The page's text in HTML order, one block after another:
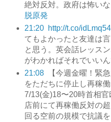
絶対反対。政府は怖い
脱原発
21:20
http://t.co/idLmq54I
てもよかったと友達は
と思う。英会話レッス
がわかればそれでいい
21:08
【今週金曜！緊
をただちに停止し再稼働
7/13(金)18〜20時首相
店前にて再稼働反対の
回る空前の規模で抗議